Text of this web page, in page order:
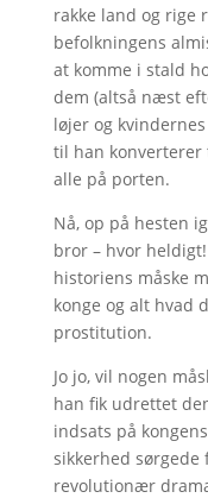
rakke land og rige
befolkningens
at komme i stald
dem (altså næst
løjer og
til han konverterer
alle på porten.
Nå, op på hesten
bror – hvor
historiens måske
konge og alt hvad
prostitution.
Jo jo, vil nogen
han fik udrettet
indsats på
sikkerhed sørgede
revolutionær